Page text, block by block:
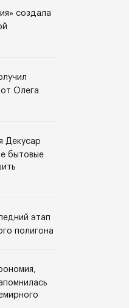
создала
Олега
Декусар
бытовые
этап
полигона